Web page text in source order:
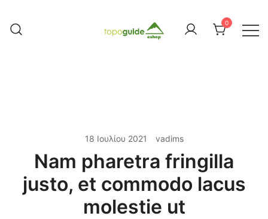
content
0
18 Ιουλίου 2021 vadims
Nam pharetra fringilla
justo, et commodo lacus
molestie ut